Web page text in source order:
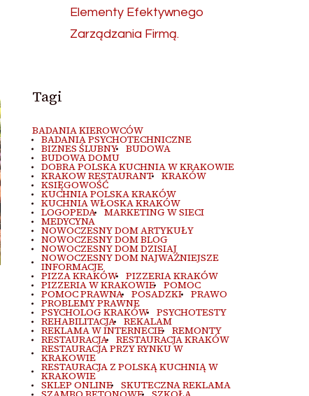
Elementy Efektywnego
Zarządzania Firmą.
Tagi
BADANIA KIEROWCÓW
BADANIA PSYCHOTECHNICZNE
BIZNES ŚLUBNY BUDOWA
BUDOWA DOMU
DOBRA POLSKA KUCHNIA W KRAKOWIE
KRAKOW RESTAURANT KRAKÓW
KSIĘGOWOŚĆ
KUCHNIA POLSKA KRAKÓW
KUCHNIA WŁOSKA KRAKÓW
LOGOPEDA MARKETING W SIECI
MEDYCYNA
NOWOCZESNY DOM ARTYKUŁY
NOWOCZESNY DOM BLOG
NOWOCZESNY DOM DZISIAJ
NOWOCZESNY DOM NAJWAŻNIEJSZE
INFORMACJE
PIZZA KRAKÓW PIZZERIA KRAKÓW
PIZZERIA W KRAKOWIE POMOC
POMOC PRAWNA POSADZKI PRAWO
PROBLEMY PRAWNE
PSYCHOLOG KRAKÓW PSYCHOTESTY
REHABILITACJA REKALAM
REKLAMA W INTERNECIE REMONTY
RESTAURACJA RESTAURACJA KRAKÓW
RESTAURACJA PRZY RYNKU W
KRAKOWIE
RESTAURACJA Z POLSKĄ KUCHNIĄ W
KRAKOWIE
SKLEP ONLINE SKUTECZNA REKLAMA